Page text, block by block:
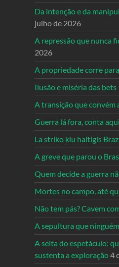
Da intenção e da
julho de 2026
A repressão que nunca
2026
A propriedade corre
Ilusão e miséria das bets
A transição que convém
Guerra lá fora, conta
La striko kiu haltigis
A greve que parou o
Quem decide a guerra
Mortes no campo, até
Não tem pás? Cavem
A sepultura que
A seita do espetáculo:
sustenta a exploração4